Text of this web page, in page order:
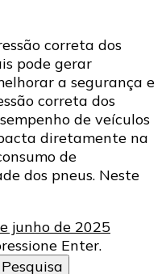
correta dos
pode gerar
a segurança e
correta dos
de veículos
diretamente na
de
dos pneus. Neste
junho de 2025
Enter.